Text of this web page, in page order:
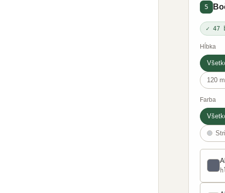
5
✓ 47
Hĺbka
120
Farba